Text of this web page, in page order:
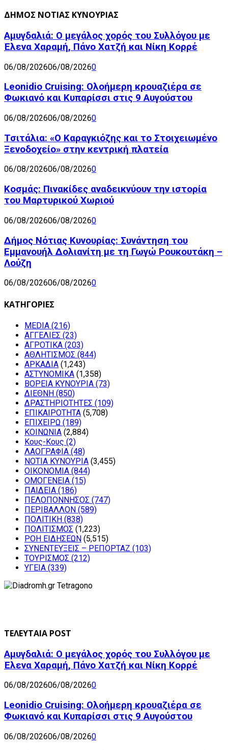
ΔΗΜΟΣ ΝΟΤΙΑΣ ΚΥΝΟΥΡΙΑΣ
Αμυγδαλιά: Ο μεγάλος χορός του Συλλόγου με
Έλενα Χαραμή, Πάνο Χατζή και Νίκη Κορρέ
06/08/202606/08/20260
Leonidio Cruising: Ολοήμερη κρουαζιέρα σε
Φωκιανό και Κυπαρίσσι στις 9 Αυγούστου
06/08/202606/08/20260
Τσιτάλια: «Ο Καραγκιόζης και το Στοιχειωμένο
Ξενοδοχείο» στην κεντρική πλατεία
06/08/202606/08/20260
Κοσμάς: Πινακίδες αναδεικνύουν την ιστορία
του Μαρτυρικού Χωριού
06/08/202606/08/20260
Δήμος Νότιας Κυνουρίας: Συνάντηση του
Εμμανουήλ Δολιανίτη με τη Γωγώ Ρουκουτάκη –
Λούζη
06/08/202606/08/20260
ΚΑΤΗΓΟΡΙΕΣ
MEDIA (216)
ΑΓΓΕΛΙΕΣ (23)
ΑΓΡΟΤΙΚΑ (203)
ΑΘΛΗΤΙΣΜΟΣ (844)
ΑΡΚΑΔΙΑ (1,243)
ΑΣΤΥΝΟΜΙΚΑ (1,358)
ΒΟΡΕΙΑ ΚΥΝΟΥΡΙΑ (73)
ΔΙΕΘΝΗ (850)
ΔΡΑΣΤΗΡΙΟΤΗΤΕΣ (109)
ΕΠΙΚΑΙΡΟΤΗΤΑ (5,708)
ΕΠΙΧΕΙΡΩ (189)
ΚΟΙΝΩΝΙΑ (2,884)
Κους-Κους (2)
ΛΑΟΓΡΑΦΙΑ (48)
ΝΟΤΙΑ ΚΥΝΟΥΡΙΑ (3,455)
ΟΙΚΟΝΟΜΙΑ (844)
ΟΜΟΓΕΝΕΙΑ (15)
ΠΑΙΔΕΙΑ (186)
ΠΕΛΟΠΟΝΝΗΣΟΣ (747)
ΠΕΡΙΒΑΛΛΟΝ (589)
ΠΟΛΙΤΙΚΗ (838)
ΠΟΛΙΤΙΣΜΟΣ (1,223)
ΡΟΗ ΕΙΔΗΣΕΩΝ (5,515)
ΣΥΝΕΝΤΕΥΞΕΙΣ – ΡΕΠΟΡΤΑΖ (103)
ΤΟΥΡΙΣΜΟΣ (212)
ΥΓΕΙΑ (339)
ΤΕΛΕΥΤΑΙΑ POST
Αμυγδαλιά: Ο μεγάλος χορός του Συλλόγου με
Έλενα Χαραμή, Πάνο Χατζή και Νίκη Κορρέ
06/08/202606/08/20260
Leonidio Cruising: Ολοήμερη κρουαζιέρα σε
Φωκιανό και Κυπαρίσσι στις 9 Αυγούστου
06/08/202606/08/20260